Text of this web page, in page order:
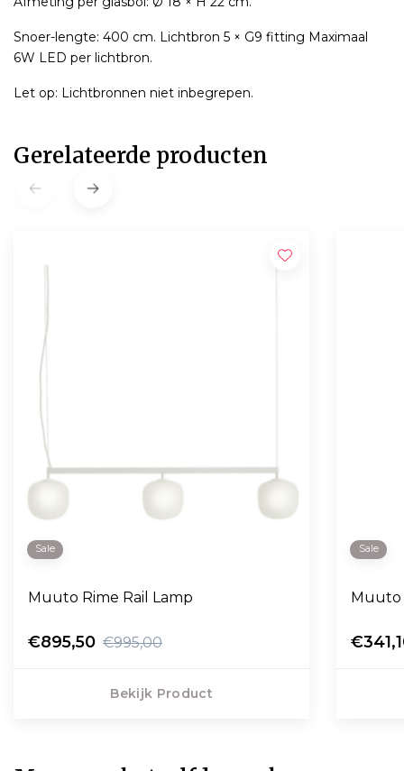
Snoer-lengte: 400 cm. Lichtbron 5 × G9 fitting Maximaal
6W LED per lichtbron.
Let op: Lichtbronnen niet inbegrepen.
Gerelateerde producten
Sale
Muuto Rime Rail Lamp
€895,50 €995,00
Bekijk Product
Sale
Muuto